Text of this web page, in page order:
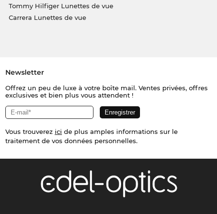
Tommy Hilfiger Lunettes de vue
Carrera Lunettes de vue
Newsletter
Offrez un peu de luxe à votre boîte mail. Ventes privées, offres
exclusives et bien plus vous attendent !
Vous trouverez ici de plus amples informations sur le
traitement de vos données personnelles.